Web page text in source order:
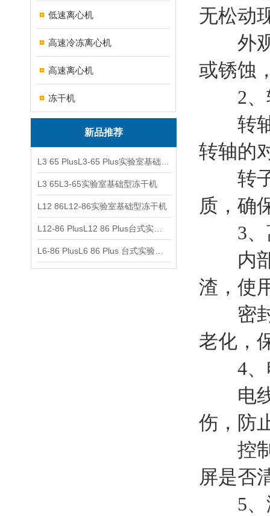
低速离心机
高速冷冻离心机
高速离心机
冻干机
新品推荐
L3 65L3-65实验室基础型冻干机
L12 86L12-86实验室基础型冻干机
无松动
外观
或锈蚀
2、
转轴
转轴的
转子
质，确
3、
内部
渣，使
密封
老化，
4、
电线
伤，防
控制
屏是否
5、